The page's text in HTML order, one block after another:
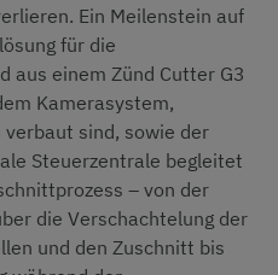
Ein Meilenstein auf
für die
aus einem Zünd Cutter G3
Kamerasystem,
sind, sowie der
Steuerzentrale begleitet
– von der
die Verschachtelung der
und den Zuschnitt bis